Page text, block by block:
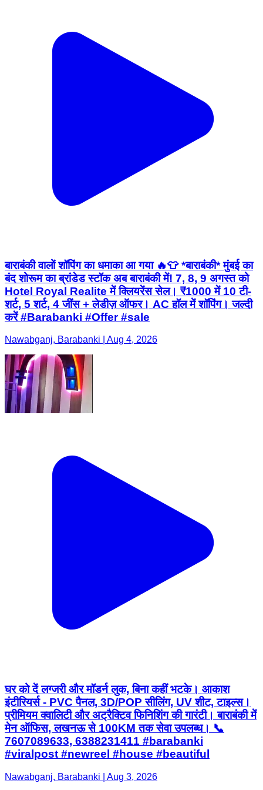
बाराबंकी वालों शॉपिंग का धमाका आ गया 🔥👕 *बाराबंकी* मुंबई का
बंद शोरूम का ब्रांडेड स्टॉक अब बाराबंकी में! 7, 8, 9 अगस्त को
Hotel Royal Realite में क्लियरेंस सेल। ₹1000 में 10 टी-
शर्ट, 5 शर्ट, 4 जींस + लेडीज़ ऑफर। AC हॉल में शॉपिंग। जल्दी
करें #Barabanki #Offer #sale
Nawabganj, Barabanki | Aug 4, 2026
घर को दें लग्जरी और मॉडर्न लुक, बिना कहीं भटके। आकाश
इंटीरियर्स - PVC पैनल, 3D/POP सीलिंग, UV शीट, टाइल्स।
प्रीमियम क्वालिटी और अट्रैक्टिव फिनिशिंग की गारंटी। बाराबंकी में
मेन ऑफिस, लखनऊ से 100KM तक सेवा उपलब्ध। 📞
7607089633, 6388231411 #barabanki
#viralpost #newreel #house #beautiful
Nawabganj, Barabanki | Aug 3, 2026